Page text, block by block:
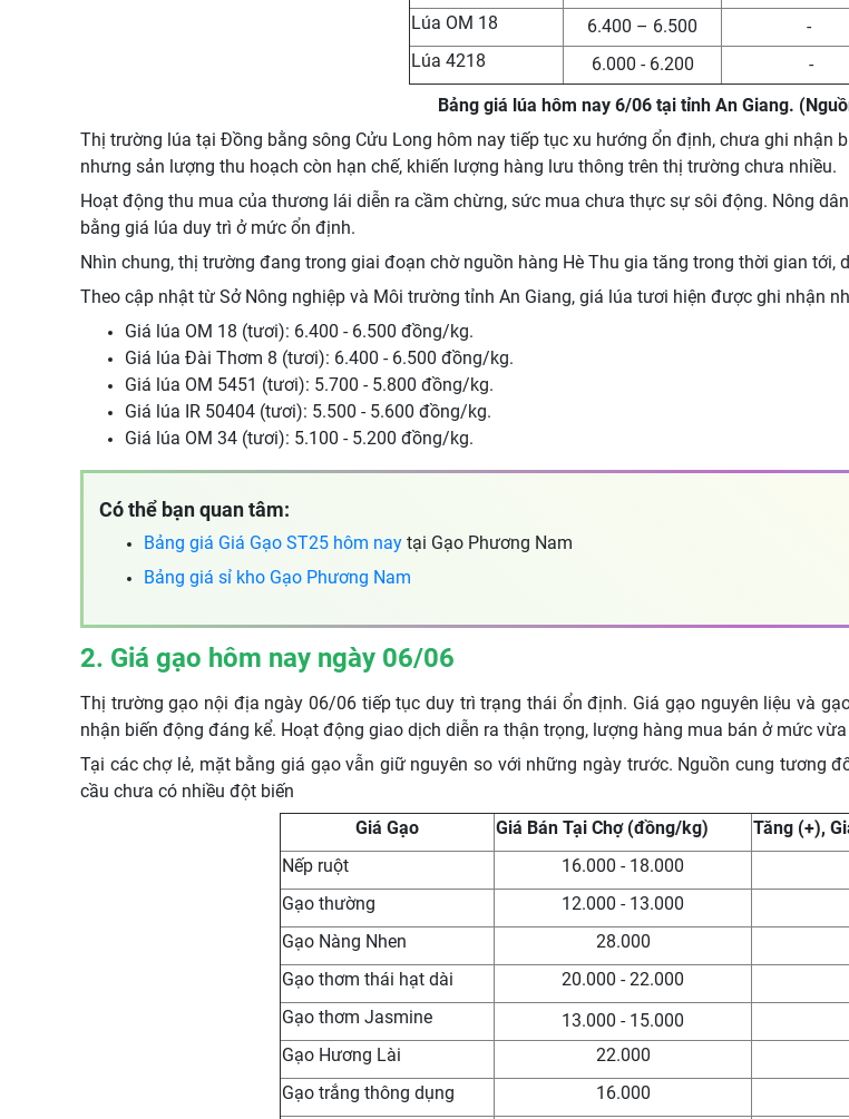
Lúa OM 18
6.400 – 6.500 -
Lúa 4218
6.000 - 6.200 -
Bảng giá lúa hôm nay 6/06 tại tỉnh An Giang.
Thị trường lúa tại Đồng bằng sông Cửu Long hôm nay tiếp tục xu hướng ổn định, chưa ghi nhận
nhưng sản lượng thu hoạch còn hạn chế, khiến lượng hàng lưu thông trên thị trường chưa nhiều.
Hoạt động thu mua của thương lái diễn ra cầm chừng, sức mua chưa thực sự sôi động. Nông
bằng giá lúa duy trì ở mức ổn định.
Nhìn chung, thị trường đang trong giai đoạn chờ nguồn hàng Hè Thu gia tăng trong thời gian
Theo cập nhật từ Sở Nông nghiệp và Môi trường tỉnh An Giang, giá lúa tươi hiện được ghi nhận
Giá lúa OM 18 (tươi): 6.400 - 6.500 đồng/kg.
Giá lúa Đài Thơm 8 (tươi): 6.400 - 6.500 đồng/kg.
Giá lúa OM 5451 (tươi): 5.700 - 5.800 đồng/kg.
Giá lúa IR 50404 (tươi): 5.500 - 5.600 đồng/kg.
Giá lúa OM 34 (tươi): 5.100 - 5.200 đồng/kg.
Có thể bạn quan tâm:
Bảng giá Giá Gạo ST25 hôm nay tại Gạo Phương Nam
Bảng giá sỉ kho Gạo Phương Nam
2. Giá gạo hôm nay ngày 06/06
Thị trường gạo nội địa ngày 06/06 tiếp tục duy trì trạng thái ổn định. Giá gạo nguyên liệu và
nhận biến động đáng kể. Hoạt động giao dịch diễn ra thận trọng, lượng hàng mua bán ở mức
Tại các chợ lẻ, mặt bằng giá gạo vẫn giữ nguyên so với những ngày trước. Nguồn cung tương
cầu chưa có nhiều đột biến
Giá Gạo
Giá Bán Tại Chợ (đồng/kg) Tăng (+),
Nếp ruột
16.000 - 18.000
Gạo thường
12.000 - 13.000
Gạo Nàng Nhen
28.000
Gạo thơm thái hạt dài
20.000 - 22.000
Gạo thơm Jasmine
13.000 - 15.000
Gạo Hương Lài
22.000
Gạo trắng thông dụng
16.000